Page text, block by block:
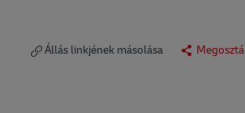
Állás linkjének másolása Megosztá